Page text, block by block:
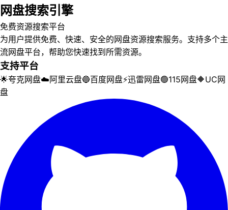
网盘搜索引擎
免费资源搜索平台
为用户提供免费、快速、安全的网盘资源搜索服务。支持多个主
流网盘平台，帮助您快速找到所需资源。
支持平台
🌟夸克网盘☁️阿里云盘🔵百度网盘⚡迅雷网盘🟢115网盘🔶UC网
盘